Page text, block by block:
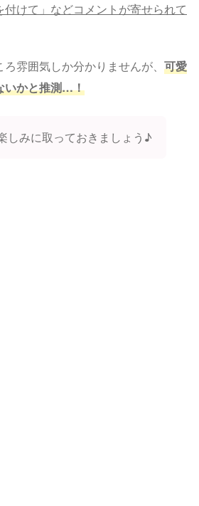
けて」などコメントが寄せられて
雰囲気しか分かりませんが、 可愛
いかと推測…！
しみに取っておきましょう♪